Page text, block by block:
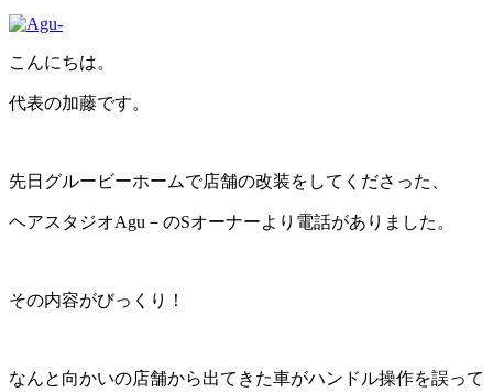
こんにちは。
代表の加藤です。
先日グルービーホームで店舗の改装をしてくださった、
ヘアスタジオAgu－のSオーナーより電話がありました。
その内容がびっくり！
なんと向かいの店舗から出てきた車がハンドル操作を誤って